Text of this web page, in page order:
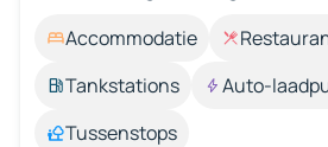
Accommodatie
Tankstations
Auto-
Tussenstops